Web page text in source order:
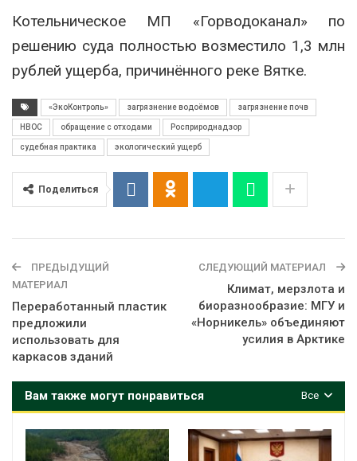
Котельническое МП «Горводоканал» по
решению суда полностью возместило 1,3 млн
рублей ущерба, причинённого реке Вятке.
«ЭкоКонтроль» загрязнение водоёмов загрязнение почв
НВОС обращение с отходами Росприроднадзор
судебная практика экологический ущерб
Поделиться
ПРЕДЫДУЩИЙ
МАТЕРИАЛ
Переработанный пластик
предложили
использовать для
каркасов зданий
СЛЕДУЮЩИЙ МАТЕРИАЛ
Климат, мерзлота и
биоразнообразие: МГУ и
«Норникель» объединяют
усилия в Арктике
Все
Вам также могут понравиться